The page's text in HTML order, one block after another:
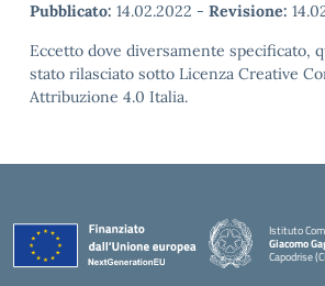
Pubblicato: 14.02.2022 - Revisione:
Eccetto dove diversamente specificato,
stato rilasciato sotto Licenza Creative
Attribuzione 4.0 Italia.
Istituto
Giacomo
Capodrise
— Visita la